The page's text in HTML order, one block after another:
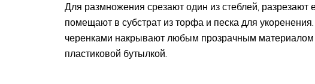
Для размножения срезают один из стеблей, разрезают
помещают в субстрат из торфа и песка для
черенками накрывают любым прозрачным материалом
пластиковой бутылкой.